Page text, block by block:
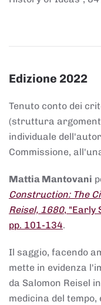
Edizione 2022
Tenuto conto dei
(struttura
individuale
Commissione,
Mattia Mantovani
Construction: The
Reisel, 1680, "Early
pp. 101-134.
Il saggio, facendo
mette in evidenza
da Salomon Reisel
medicina del